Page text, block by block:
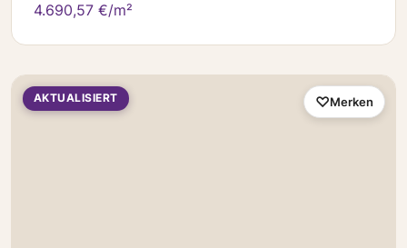
4.690,57 €/m²
AKTUALISIERT Merken